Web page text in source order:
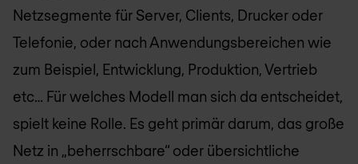
Netzsegmente für Server, Clients, Drucker oder
Telefonie, oder nach Anwendungsbereichen wie
zum Beispiel, Entwicklung, Produktion, Vertrieb
etc… Für welches Modell man sich da entscheidet,
spielt keine Rolle. Es geht primär darum, das große
Netz in „beherrschbare“ oder übersichtliche